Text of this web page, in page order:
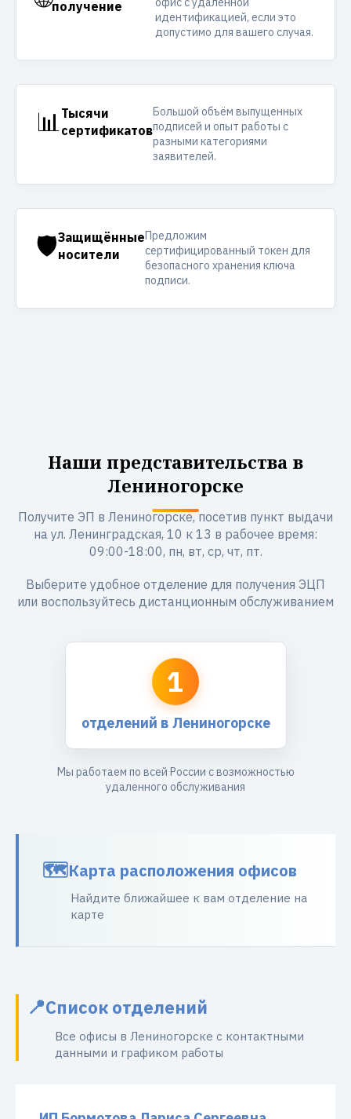
получение
идентификацией, если это
допустимо для вашего случая.
📊 Тысячи
сертификатов
Большой объём выпущенных
подписей и опыт работы с
разными категориями
заявителей.
🛡️Защищённые
носители
Предложим
сертифицированный токен для
безопасного хранения ключа
подписи.
Наши представительства в
Лениногорске
Получите ЭП в Лениногорске, посетив пункт выдачи
на ул. Ленинградская, 10 к 13 в рабочее время:
09:00-18:00, пн, вт, ср, чт, пт.
Выберите удобное отделение для получения ЭЦП
или воспользуйтесь дистанционным обслуживанием
1
отделений в Лениногорске
Мы работаем по всей России с возможностью
удаленного обслуживания
Карта расположения офисов
Найдите ближайшее к вам отделение на
карте
Список отделений
Все офисы в Лениногорске с контактными
данными и графиком работы